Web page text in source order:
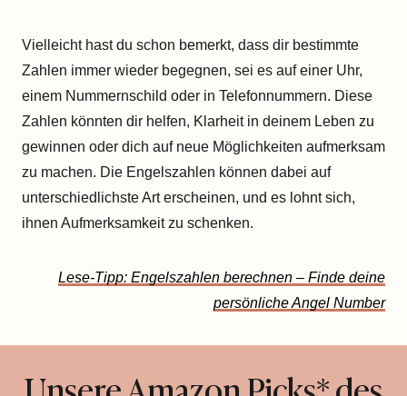
Vielleicht hast du schon bemerkt, dass dir bestimmte
Zahlen immer wieder begegnen, sei es auf einer Uhr,
einem Nummernschild oder in Telefonnummern. Diese
Zahlen könnten dir helfen, Klarheit in deinem Leben zu
gewinnen oder dich auf neue Möglichkeiten aufmerksam
zu machen. Die Engelszahlen können dabei auf
unterschiedlichste Art erscheinen, und es lohnt sich,
ihnen Aufmerksamkeit zu schenken.
Lese-Tipp: Engelszahlen berechnen – Finde deine
persönliche Angel Number